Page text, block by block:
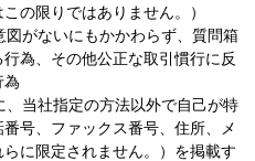
の限りではありません。）
がないにもかかわらず、質問箱
為、その他公正な取引慣行に反
為
当社指定の方法以外で自己が特
号、ファックス番号、住所、メ
に限定されません。）を掲載す